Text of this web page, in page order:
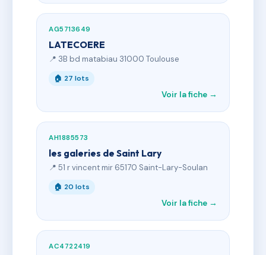
AG5713649
LATECOERE
📍 3B bd matabiau 31000 Toulouse
🏠 27 lots
Voir la fiche →
AH1885573
les galeries de Saint Lary
📍 51 r vincent mir 65170 Saint-Lary-Soulan
🏠 20 lots
Voir la fiche →
AC4722419